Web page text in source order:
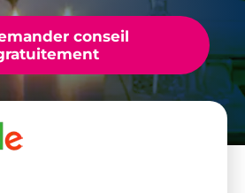
conseil